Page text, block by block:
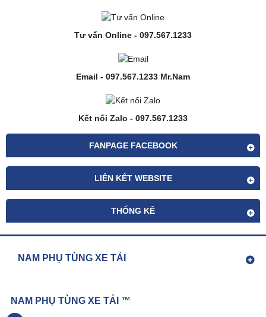
Tư vấn Online - 097.567.1233
Email - 097.567.1233 Mr.Nam
Kết nối Zalo - 097.567.1233
FANPAGE FACEBOOK
LIÊN KẾT WEBSITE
THỐNG KÊ
NAM PHỤ TÙNG XE TẢI
NAM PHỤ TÙNG XE TẢI ™